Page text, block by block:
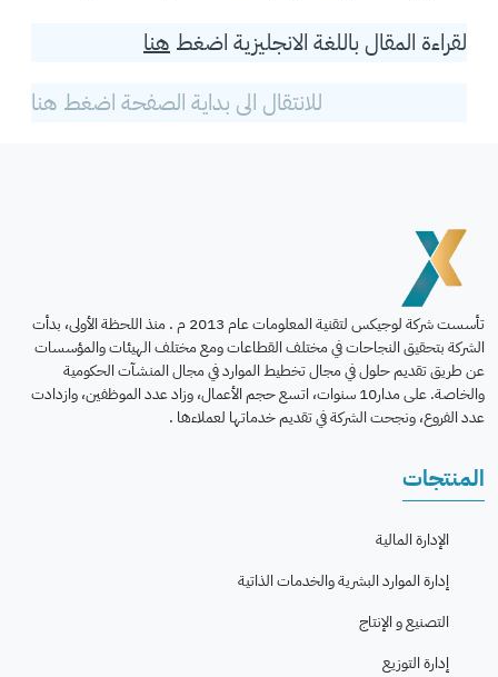
لقراءة المقال باللغة الانجليزية اضغط هنا
للانتقال الى بداية الصفحة اضغط هنا
تأسست شركة لوجيكس لتقنية المعلومات عام 2013 م . منذ اللحظة الأولى، بدأت
الشركة بتحقيق النجاحات في مختلف القطاعات ومع مختلف الهيئات والمؤسسات
عن طريق تقديم حلول في مجال تخطيط الموارد في مجال المنشآت الحكومية
والخاصة. على مدار10 سنوات، اتسع حجم الأعمال، وزاد عدد الموظفين، وازدادت
عدد الفروع، ونجحت الشركة في تقديم خدماتها لعملاءها .
المنتجات
الإدارة المالية
إدارة الموارد البشرية والخدمات الذاتية
التصنيع و الإنتاج
إدارة التوزيع